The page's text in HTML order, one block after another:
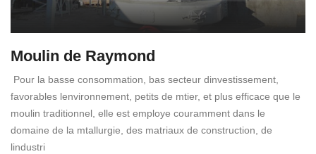
Moulin de Raymond
Pour la basse consommation, bas secteur dinvestissement,
favorables lenvironnement, petits de mtier, et plus efficace que le
moulin traditionnel, elle est employe couramment dans le
domaine de la mtallurgie, des matriaux de construction, de
lindustri